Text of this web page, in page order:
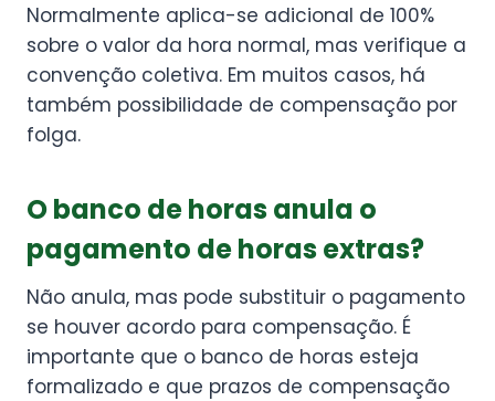
Normalmente aplica-se adicional de 100%
sobre o valor da hora normal, mas verifique a
convenção coletiva. Em muitos casos, há
também possibilidade de compensação por
folga.
O banco de horas anula o
pagamento de horas extras?
Não anula, mas pode substituir o pagamento
se houver acordo para compensação. É
importante que o banco de horas esteja
formalizado e que prazos de compensação